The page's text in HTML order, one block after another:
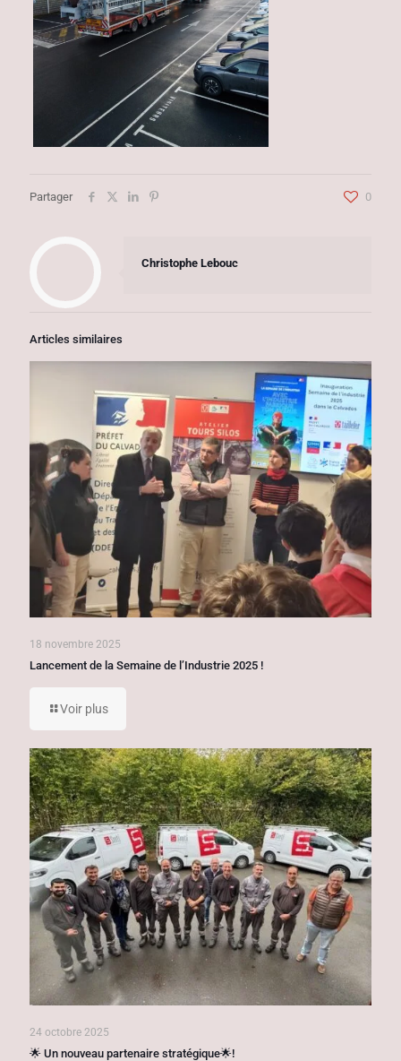
Partager 0
Christophe Lebouc
Articles similaires
18 novembre 2025
Lancement de la Semaine de l’Industrie 2025 !
Voir plus
24 octobre 2025
🌟 Un nouveau partenaire stratégique🌟!